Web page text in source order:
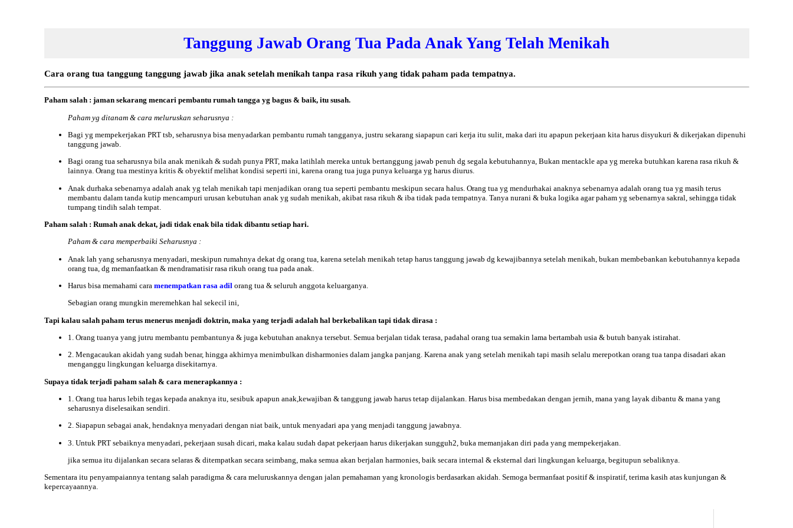
Tanggung Jawab Orang Tua Pada Anak Yang Telah Menikah
Cara orang tua tanggung tanggung jawab jika anak setelah menikah tanpa rasa rikuh yang tidak paham pada tempatnya.
Paham salah : jaman sekarang mencari pembantu rumah tangga yg bagus & baik, itu susah.
Paham yg ditanam & cara meluruskan seharusnya :
Bagi yg mempekerjakan PRT tsb, seharusnya bisa menyadarkan pembantu rumah tangganya, justru sekarang siapapun cari kerja itu sulit, maka dari itu apapun pekerjaan kita harus disyukuri & dikerjakan dipenuhi
tanggung jawab.
Bagi orang tua seharusnya bila anak menikah & sudah punya PRT, maka latihlah mereka untuk bertanggung jawab penuh dg segala kebutuhannya, Bukan mentackle apa yg mereka butuhkan karena rasa rikuh &
lainnya. Orang tua mestinya kritis & obyektif melihat kondisi seperti ini, karena orang tua juga punya keluarga yg harus diurus.
Anak durhaka sebenarnya adalah anak yg telah menikah tapi menjadikan orang tua seperti pembantu meskipun secara halus. Orang tua yg mendurhakai anaknya sebenarnya adalah orang tua yg masih terus
membantu dalam tanda kutip mencampuri urusan kebutuhan anak yg sudah menikah, akibat rasa rikuh & iba tidak pada tempatnya. Tanya nurani & buka logika agar paham yg sebenarnya sakral, sehingga tidak
tumpang tindih salah tempat.
Paham salah : Rumah anak dekat, jadi tidak enak bila tidak dibantu setiap hari.
Paham & cara memperbaiki Seharusnya :
Anak lah yang seharusnya menyadari, meskipun rumahnya dekat dg orang tua, karena setelah menikah tetap harus tanggung jawab dg kewajibannya setelah menikah, bukan membebankan kebutuhannya kepada
orang tua, dg memanfaatkan & mendramatisir rasa rikuh orang tua pada anak.
Harus bisa memahami cara menempatkan rasa adil orang tua & seluruh anggota keluarganya.
Sebagian orang mungkin meremehkan hal sekecil ini,
Tapi kalau salah paham terus menerus menjadi doktrin, maka yang terjadi adalah hal berkebalikan tapi tidak dirasa :
1. Orang tuanya yang jutru membantu pembantunya & juga kebutuhan anaknya tersebut. Semua berjalan tidak terasa, padahal orang tua semakin lama bertambah usia & butuh banyak istirahat.
2. Mengacaukan akidah yang sudah benar, hingga akhirnya menimbulkan disharmonies dalam jangka panjang. Karena anak yang setelah menikah tapi masih selalu merepotkan orang tua tanpa disadari akan
menganggu lingkungan keluarga disekitarnya.
Supaya tidak terjadi paham salah & cara menerapkannya :
1. Orang tua harus lebih tegas kepada anaknya itu, sesibuk apapun anak,kewajiban & tanggung jawab harus tetap dijalankan. Harus bisa membedakan dengan jernih, mana yang layak dibantu & mana yang
seharusnya diselesaikan sendiri.
2. Siapapun sebagai anak, hendaknya menyadari dengan niat baik, untuk menyadari apa yang menjadi tanggung jawabnya.
3. Untuk PRT sebaiknya menyadari, pekerjaan susah dicari, maka kalau sudah dapat pekerjaan harus dikerjakan sungguh2, buka memanjakan diri pada yang mempekerjakan.
jika semua itu dijalankan secara selaras & ditempatkan secara seimbang, maka semua akan berjalan harmonies, baik secara internal & eksternal dari lingkungan keluarga, begitupun sebaliknya.
Sementara itu penyampaiannya tentang salah paradigma & cara meluruskannya dengan jalan pemahaman yang kronologis berdasarkan akidah. Semoga bermanfaat positif & inspiratif, terima kasih atas kunjungan &
kepercayaannya.